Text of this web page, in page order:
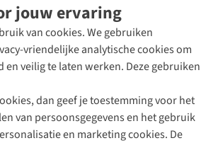
jouw ervaring
van cookies. We gebruiken
vriendelijke analytische cookies om
en veilig te laten werken. Deze gebruiken
dan geef je toestemming voor het
van persoonsgegevens en het gebruik
en marketing cookies. De
een Buitenexpert
50 88